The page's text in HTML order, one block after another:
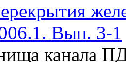
Вып. 3-1
канала